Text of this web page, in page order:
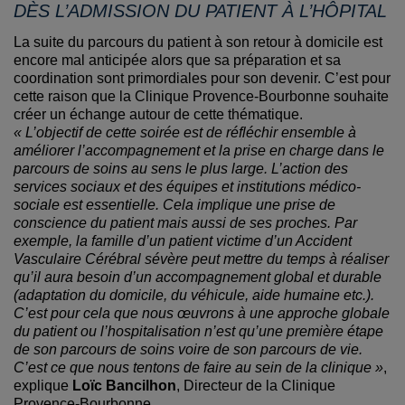
DÈS L’ADMISSION DU PATIENT À L’HÔPITAL
La suite du parcours du patient à son retour à domicile est
encore mal anticipée alors que sa préparation et sa
coordination sont primordiales pour son devenir. C’est pour
cette raison que la Clinique Provence-Bourbonne souhaite
créer un échange autour de cette thématique.
« L’objectif de cette soirée est de réfléchir ensemble à
améliorer l’accompagnement et la prise en charge dans le
parcours de soins au sens le plus large. L’action des
services sociaux et des équipes et institutions médico-
sociale est essentielle. Cela implique une prise de
conscience du patient mais aussi de ses proches. Par
exemple, la famille d’un patient victime d’un Accident
Vasculaire Cérébral sévère peut mettre du temps à réaliser
qu’il aura besoin d’un accompagnement global et durable
(adaptation du domicile, du véhicule, aide humaine etc.).
C’est pour cela que nous œuvrons à une approche globale
du patient ou l’hospitalisation n’est qu’une première étape
de son parcours de soins voire de son parcours de vie.
C’est ce que nous tentons de faire au sein de la clinique »,
explique Loïc Bancilhon, Directeur de la Clinique